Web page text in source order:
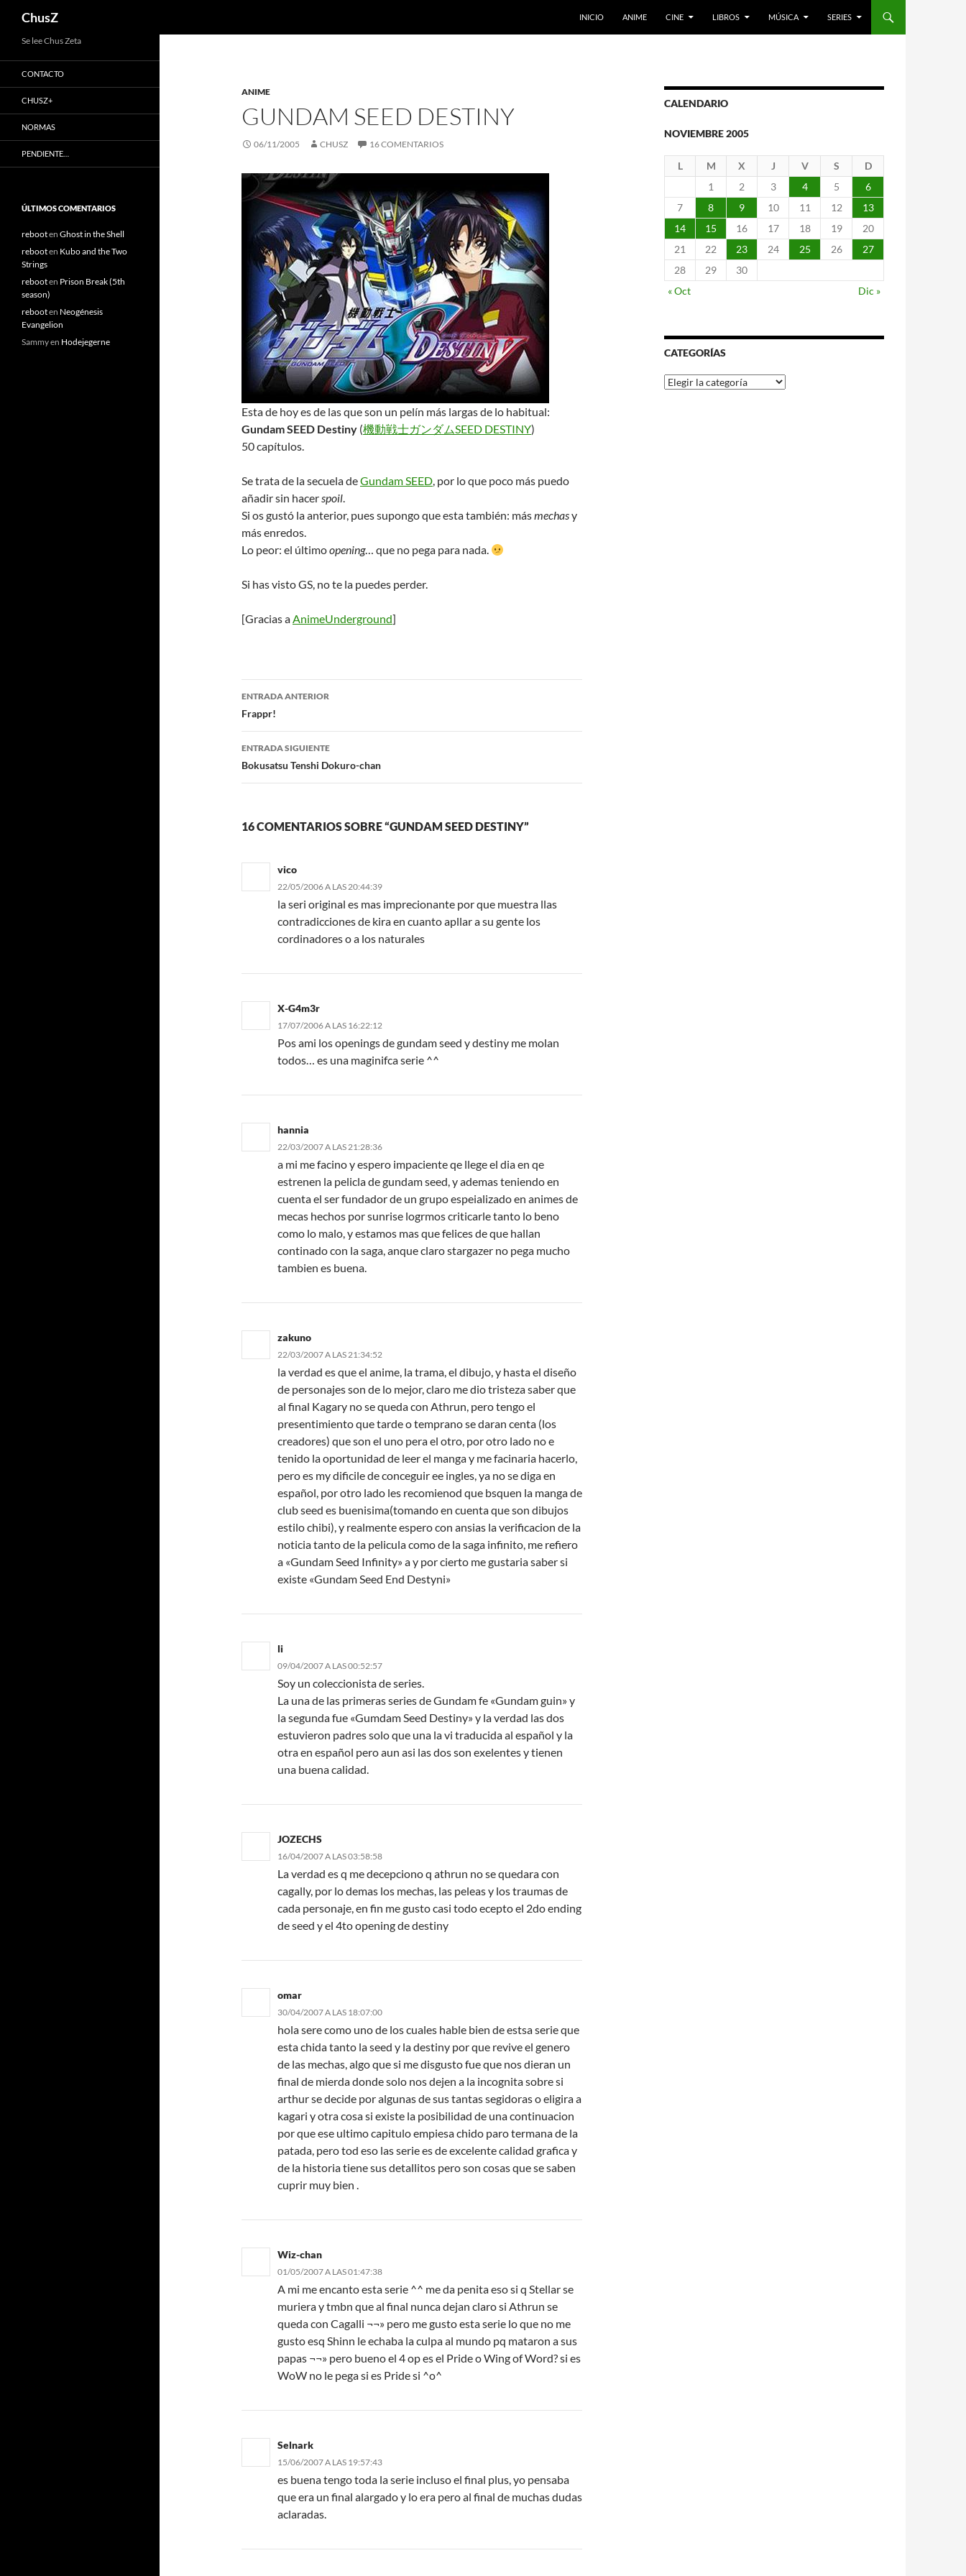
Saltar
al
contenido
ChusZ INICIO ANIME CINE LIBROS MÚSICA SERIES
ANIME
GUNDAM SEED DESTINY
06/11/2005 CHUSZ 16 COMENTARIOS
Esta de hoy es de las que son un pelín más largas de lo habitual:
Gundam SEED Destiny (機動戦士ガンダムSEED DESTINY)
50 capítulos.
Se trata de la secuela deGundam SEED, por lo que poco más puedo
añadir sin hacerspoil.
Si os gustó la anterior, pues supongo que esta también: másmechasy
más enredos.
Lo peor: el últimoopening… que no pega para nada.
Si has visto GS, no te la puedes perder.
[Gracias aAnimeUnderground]
Navegación
de
entradas
ENTRADA ANTERIOR
Frappr!
ENTRADA SIGUIENTE
Bokusatsu Tenshi Dokuro-chan
16 COMENTARIOS SOBRE “GUNDAM SEED DESTINY”
vico
22/05/2006 A LAS 20:44:39
la seri original es mas imprecionante por que muestra llas
contradicciones de kira en cuanto apllar a su gente los
cordinadores o a los naturales
X-G4m3r
17/07/2006 A LAS 16:22:12
Pos ami los openings de gundam seed y destiny me molan
todos… es una maginifca serie ^^
hannia
22/03/2007 A LAS 21:28:36
a mi me facino y espero impaciente qe llege el dia en qe
estrenen la pelicla de gundam seed, y ademas teniendo en
cuenta el ser fundador de un grupo espeializado en animes de
mecas hechos por sunrise logrmos criticarle tanto lo beno
como lo malo, y estamos mas que felices de que hallan
continado con la saga, anque claro stargazer no pega mucho
tambien es buena.
zakuno
22/03/2007 A LAS 21:34:52
la verdad es que el anime, la trama, el dibujo, y hasta el diseño
de personajes son de lo mejor, claro me dio tristeza saber que
al final Kagary no se queda con Athrun, pero tengo el
presentimiento que tarde o temprano se daran centa (los
creadores) queson el uno pera el otro, por otro lado no e
tenido la oportunidad de leer el manga y me facinaria hacerlo,
pero es my dificile de conceguir ee ingles, ya no se diga en
español, por otro lado les recomienod que bsquen la manga de
club seed es buenisima(tomando en cuenta que son dibujos
estilo chibi), y realmente espero con ansias la verificacion de la
noticia tanto de la pelicula como de la saga infinito, me refiero
a «Gundam Seed Infinity» a y por cierto me gustaria saber si
existe «Gundam Seed End Destyni»
li
09/04/2007 A LAS 00:52:57
Soy un coleccionista de series.
La una de las primeras series de Gundam fe «Gundam guin» y
la segunda fue «Gumdam Seed Destiny» y la verdad las dos
estuvieron padres solo que una la vi traducida al español y la
otra en español pero aun asi las dos son exelentes y tienen
una buena calidad.
JOZECHS
16/04/2007 A LAS 03:58:58
La verdad es q me decepciono q athrun no se quedara con
cagally, por lo demas los mechas, las peleas y los traumas de
cada personaje, en fin me gusto casi todo ecepto el 2do ending
de seed y el 4to opening de destiny
omar
30/04/2007 A LAS 18:07:00
hola sere como uno de los cuales hable bien de estsa serie que
esta chida tanto la seed y la destiny por que revive el genero
de las mechas, algo que si me disgusto fue que nos dieran un
final de mierda donde solo nos dejen a la incognita sobre si
arthur se decide por algunas de sus tantas segidoras o eligira a
kagari y otra cosa si existe la posibilidad de una continuacion
por que ese ultimo capitulo empiesa chido paro termana de la
patada, pero tod eso las serie es de excelente calidad grafica y
de la historia tiene sus detallitos pero son cosas que se saben
cuprir muy bien .
Wiz-chan
01/05/2007 A LAS 01:47:38
A mi me encanto esta serie ^^ me da penita eso si q Stellar se
murieray tmbn queal final nunca dejan claro si Athrun se
queda con Cagalli ¬¬» pero me gusto esta serie lo que no me
gusto esq Shinn le echaba la culpa al mundo pq mataron a sus
papas ¬¬» pero bueno el 4 op es el Pride o Wing of Word? si es
WoW no le pega si es Pride si ^o^
Selnark
15/06/2007 A LAS 19:57:43
es buena tengo toda la serie incluso el final plus, yo pensaba
que era un final alargado y lo era pero al final de muchas dudas
aclaradas.
CALENDARIO
NOVIEMBRE 2005
L M X J V S
D
1
2 3 4 5
6
7
8 9 10 11 12
13
14
15 16 17 18 19
20
21
22 23 24 25 26
27
28
29
30
« Oct
Dic »
CATEGORÍAS
Categorías
Se lee Chus Zeta
CONTACTO
CHUSZ+
NORMAS
PENDIENTE…
ÚLTIMOS COMENTARIOS
rebooten Ghost in the Shell
rebooten Kubo and the Two
Strings
rebooten Prison Break (5th
season)
rebooten Neogénesis
Evangelion
Sammyen Hodejegerne